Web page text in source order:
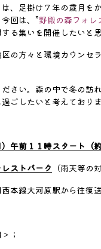
、足掛け７年の歳月を
回は、”野殿の森フォレ
る集いを開催したいと思
の方々と環境カウンセ
さい。森の中で冬の訪
ごしたいと考えており
午前１１時スタート（約
ストパーク
（雨天等の
線大河原駅から往復
の内容詳